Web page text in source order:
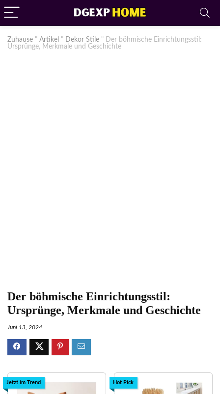
Zuhause " Artikel " Dekor Stile " Der böhmische Einrichtungsstil:
Ursprünge, Merkmale und Geschichte
Der böhmische Einrichtungsstil:
Ursprünge, Merkmale und Geschichte
Juni 13, 2024
Jetzt im Trend Hot Pick